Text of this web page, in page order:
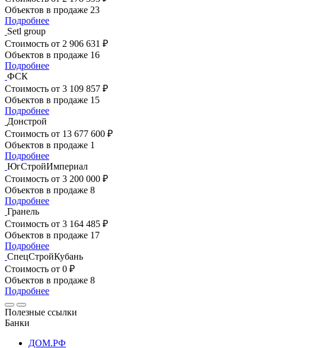
Объектов в продаже 23
Подробнее
Setl group
Стоимость от 2 906 631 ₽
Объектов в продаже 16
Подробнее
ФСК
Стоимость от 3 109 857 ₽
Объектов в продаже 15
Подробнее
Донстрой
Стоимость от 13 677 600 ₽
Объектов в продаже 1
Подробнее
ЮгСтройИмпериал
Стоимость от 3 200 000 ₽
Объектов в продаже 8
Подробнее
Гранель
Стоимость от 3 164 485 ₽
Объектов в продаже 17
Подробнее
СпецСтройКубань
Стоимость от 0 ₽
Объектов в продаже 8
Подробнее
Полезные ссылки
Банки
ДОМ.РФ